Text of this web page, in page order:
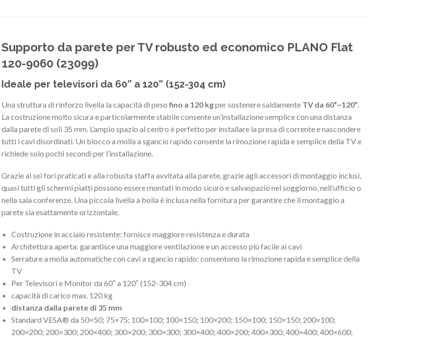
Supporto da parete per TV robusto ed economico PLANO Flat
120-9060 (23099)
Ideale per televisori da 60” a 120” (152-304 cm)
Una struttura di rinforzo livella la capacità di pesofino a 120 kgper sostenere saldamente TV da 60”~120”.
La costruzione molto sicura e particolarmente stabile consente un’installazione semplice con una distanza
dalla parete di soli 35 mm. L’ampio spazio al centro è perfetto per installare la presa di corrente e nascondere
tutti i cavi disordinati. Un blocco a molla a sgancio rapido consente la rimozione rapida e semplice della TV e
richiede solo pochi secondi per l’installazione.
Grazie ai sei fori praticati e alla robusta staffa avvitata alla parete, grazie agli accessori di montaggio inclusi,
quasi tutti gli schermi piatti possono essere montati in modo sicuro e salvaspazio nel soggiorno, nell’ufficio o
nella sala conferenze. Una piccola livella a bolla è inclusa nella fornitura per garantire che il montaggio a
parete sia esattamente orizzontale.
Costruzione in acciaio resistente: fornisce maggiore resistenza e durata
Architettura aperta: garantisce una maggiore ventilazione e un accesso più facile ai cavi
Serrature a molla automatiche con cavi a sgancio rapido: consentono la rimozione rapida e semplice della
TV
Per Televisori e Monitor da 60″ a 120″ (152-304 cm)
capacità di carico max. 120 kg
distanza dalla parete di 35 mm
Standard VESA® da 50×50; 75×75; 100×100; 100×150; 100×200; 150×100; 150×150; 200×100;
200×200; 200×300; 200×400; 300×200; 300×300; 300×400; 400×200; 400×300; 400×400; 400×600;